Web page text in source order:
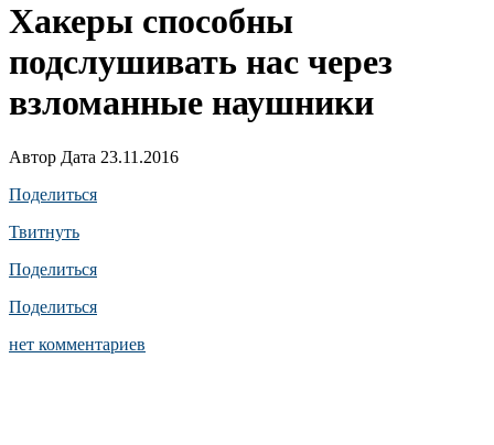
Хакеры способны
подслушивать нас через
взломанные наушники
Автор Дата 23.11.2016
Поделиться
Твитнуть
Поделиться
Поделиться
нет комментариев